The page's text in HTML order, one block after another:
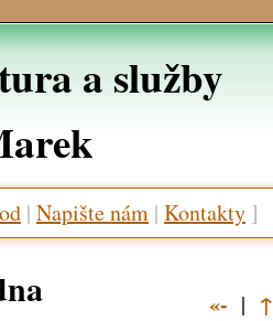
a služby
| Napište nám | Kontakty ]
«- | ↑